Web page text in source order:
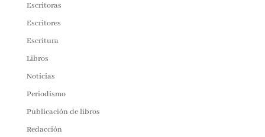
Escritoras
Escritores
Escritura
Libros
Noticias
Periodismo
Publicación de libros
Redacción